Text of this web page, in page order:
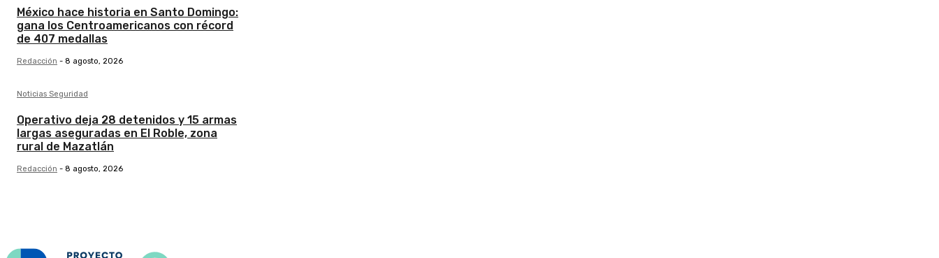
México hace historia en Santo Domingo:
gana los Centroamericanos con récord
de 407 medallas
Redacción - 8 agosto, 2026
Noticias Seguridad
Operativo deja 28 detenidos y 15 armas
largas aseguradas en El Roble, zona
rural de Mazatlán
Redacción - 8 agosto, 2026